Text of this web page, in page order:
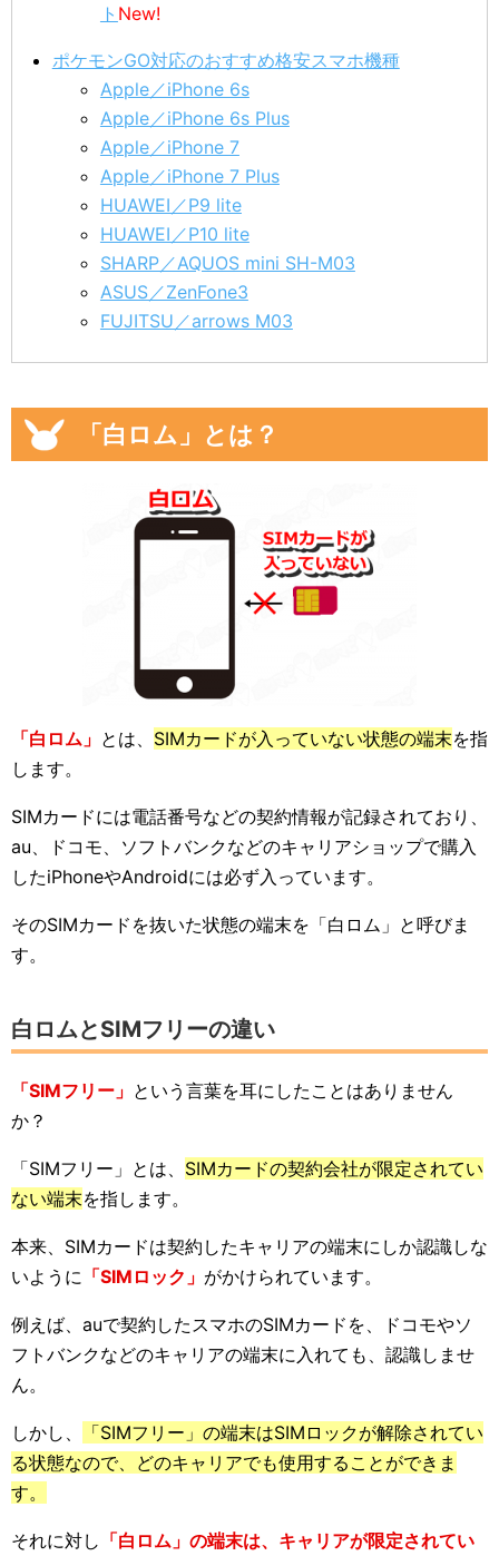
ト New!
ポケモンGO対応のおすすめ格安スマホ機種
Apple／iPhone 6s
Apple／iPhone 6s Plus
Apple／iPhone 7
Apple／iPhone 7 Plus
HUAWEI／P9 lite
HUAWEI／P10 lite
SHARP／AQUOS mini SH-M03
ASUS／ZenFone3
FUJITSU／arrows M03
「白ロム」とは？
「白ロム」 とは、 SIMカードが入っていない状態の端末を指
します。
SIMカードには電話番号などの契約情報が記録されており、
au、ドコモ、ソフトバンクなどのキャリアショップで購入
したiPhoneやAndroidには必ず入っています。
そのSIMカードを抜いた状態の端末を「白ロム」と呼びま
す。
白ロムとSIMフリーの違い
「SIMフリー」 という言葉を耳にしたことはありません
か？
「SIMフリー」とは、 SIMカードの契約会社が限定されてい
ない端末を指します。
本来、SIMカードは契約したキャリアの端末にしか認識しな
いように 「SIMロック」 がかけられています。
例えば、auで契約したスマホのSIMカードを、ドコモやソ
フトバンクなどのキャリアの端末に入れても、認識しませ
ん。
しかし、
「SIMフリー」の端末はSIMロックが解除されてい
る状態なので、どのキャリアでも使用することができま
す。
それに対し 「白ロム」の端末は、キャリアが限定されてい